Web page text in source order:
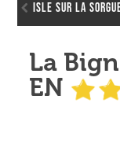
Isle sur la
La
EN